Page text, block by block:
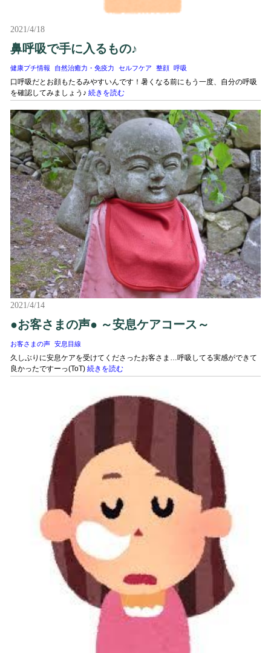
2021/4/18
鼻呼吸で手に入るもの♪
健康プチ情報 自然治癒力・免疫力 セルフケア 整顔 呼吸
口呼吸だとお顔もたるみやすいんです！暑くなる前にもう一度、自分の呼吸
を確認してみましょう♪ 続きを読む
2021/4/14
●お客さまの声● ～安息ケアコース～
お客さまの声 安息目線
久しぶりに安息ケアを受けてくださったお客さま…呼吸してる実感ができて
良かったですーっ(ToT) 続きを読む